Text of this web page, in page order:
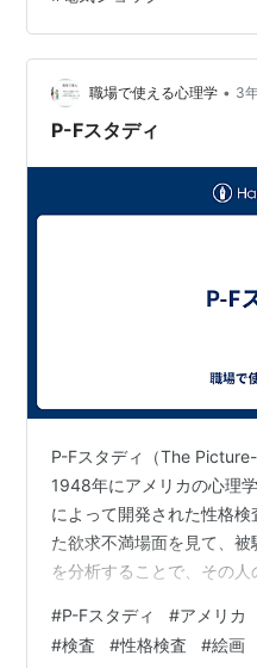
職場で使える心理学 • 3
P-Fスタディ
P-Fスタディ（The
1948年にアメリカの心理
によって開発された性格
た欲求不満場面を見て、
を分析することで、その
24枚ずつあります。絵画
論したり、青年が友人に対
#P-Fスタディ #アメリカ
#検査 #性格検査 #絵画